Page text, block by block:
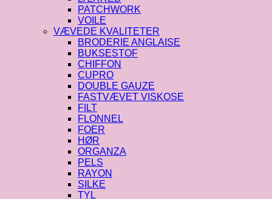
PATCHWORK
VOILE
VÆVEDE KVALITETER
BRODERIE ANGLAISE
BUKSESTOF
CHIFFON
CUPRO
DOUBLE GAUZE
FASTVÆVET VISKOSE
FILT
FLONNEL
FOER
HØR
ORGANZA
PELS
RAYON
SILKE
TYL